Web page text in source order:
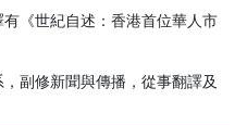
《世紀自述：香港首位華人市
副修新聞與傳播，從事翻譯及